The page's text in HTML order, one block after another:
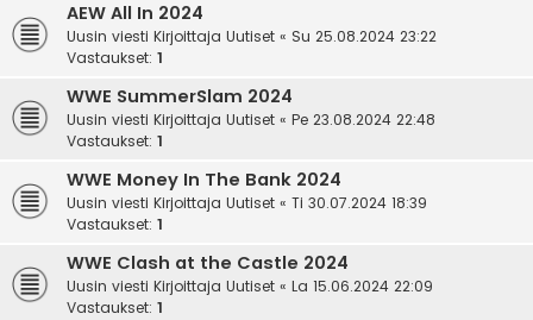
AEW All In 2024
Uusin viesti Kirjoittaja Uutiset « Su 25.08.2024 23:22
Vastaukset: 1
WWE SummerSlam 2024
Uusin viesti Kirjoittaja Uutiset « Pe 23.08.2024 22:48
Vastaukset: 1
WWE Money In The Bank 2024
Uusin viesti Kirjoittaja Uutiset « Ti 30.07.2024 18:39
Vastaukset: 1
WWE Clash at the Castle 2024
Uusin viesti Kirjoittaja Uutiset « La 15.06.2024 22:09
Vastaukset: 1